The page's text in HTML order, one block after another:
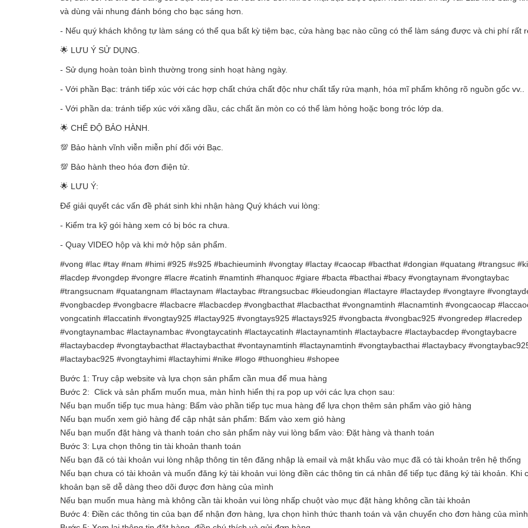
và dùng vải nhung đánh bóng cho bạc sáng hơn.
- Nếu quý khách không tự làm sáng có thể qua bất kỳ tiệm bạc, cửa hàng bạc nào cũng có thể làm sáng được và chi phí rất
🌟 LƯU Ý SỬ DỤNG.
- Sử dụng hoàn toàn bình thường trong sinh hoạt hàng ngày.
- Với phần Bạc: tránh tiếp xúc với các hợp chất chứa chất độc như chất tẩy rửa mạnh, hóa mĩ phẩm không rõ nguồn gốc vv..
- Với phần da: tránh tiếp xúc với xăng dầu, các chất ăn mòn co có thể làm hỏng hoặc bong tróc lớp da.
🌟 CHẾ ĐỘ BẢO HÀNH.
💯 Bảo hành vĩnh viễn miễn phí đối với Bạc.
💯 Bảo hành theo hóa đơn điện tử.
🌟 LƯU Ý:
Để giải quyết các vấn đề phát sinh khi nhận hàng Quý khách vui lòng:
- Kiểm tra kỹ gói hàng xem có bị bóc ra chưa.
- Quay VIDEO hộp và khi mở hộp sản phẩm.
#vong #lac #tay #nam #himi #925 #s925 #bachieuminh #vongtay #lactay #caocap #bacthat #dongian #quatang #trangsuc
#lacdep #vongdep #vongre #lacre #catinh #namtinh #hanquoc #giare #bacta #bacthai #bacy #vongtaynam #vongtaybac
#trangsucnam #quatangnam #lactaynam #lactaybac #trangsucbac #kieudongian #lactayre #lactaydep #vongtayre
#vongbacdep #vongbacre #lacbacre #lacbacdep #vongbacthat #lacbacthat #vongnamtinh #lacnamtinh #vongcaocap
vongcatinh #laccatinh #vongtay925 #lactay925 #vongtays925 #lactays925 #vongbacta #vongbac925 #vongredep #lacredep
#vongtaynambac #lactaynambac #vongtaycatinh #lactaycatinh #lactaynamtinh #lactaybacre #lactaybacdep #vongtaybacre
#lactaybacdep #vongtaybacthat #lactaybacthat #vontaynamtinh #lactaynamtinh #vongtaybacthai #lactaybacy
#lactaybac925 #vongtayhimi #lactayhimi #nike #logo #thuonghieu #shopee
Bước 1: Truy cập website và lựa chọn sản phẩm cần mua để mua hàng
Bước 2: Click và sản phẩm muốn mua, màn hình hiển thị ra pop up với các lựa chọn sau:
Nếu bạn muốn tiếp tục mua hàng: Bấm vào phần tiếp tục mua hàng để lựa chọn thêm sản phẩm vào giỏ hàng
Nếu bạn muốn xem giỏ hàng để cập nhật sản phẩm: Bấm vào xem giỏ hàng
Nếu bạn muốn đặt hàng và thanh toán cho sản phẩm này vui lòng bấm vào: Đặt hàng và thanh toán
Bước 3: Lựa chọn thông tin tài khoản thanh toán
Nếu bạn đã có tài khoản vui lòng nhập thông tin tên đăng nhập là email và mật khẩu vào mục đã có tài khoản trên hệ thống
Nếu bạn chưa có tài khoản và muốn đăng ký tài khoản vui lòng điền các thông tin cá nhân để tiếp tục đăng ký tài khoản. Khi
khoản bạn sẽ dễ dàng theo dõi được đơn hàng của mình
Nếu bạn muốn mua hàng mà không cần tài khoản vui lòng nhấp chuột vào mục đặt hàng không cần tài khoản
Bước 4: Điền các thông tin của bạn để nhận đơn hàng, lựa chọn hình thức thanh toán và vận chuyển cho đơn hàng của mình